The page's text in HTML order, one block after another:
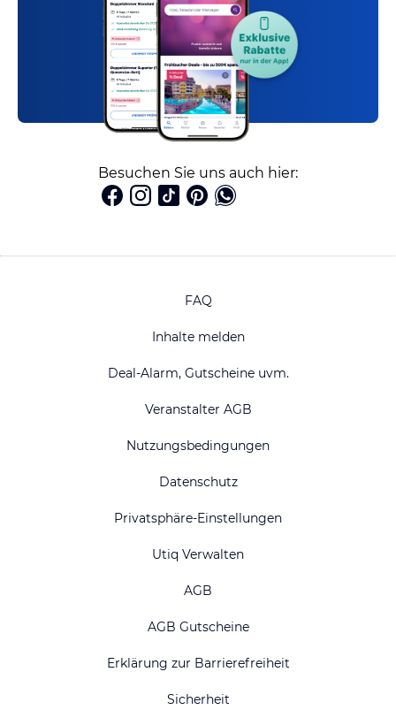
Besuchen Sie uns auch hier:
FAQ
Inhalte melden
Deal-Alarm, Gutscheine uvm.
Veranstalter AGB
Nutzungsbedingungen
Datenschutz
Privatsphäre-Einstellungen
Utiq Verwalten
AGB
AGB Gutscheine
Erklärung zur Barrierefreiheit
Sicherheit